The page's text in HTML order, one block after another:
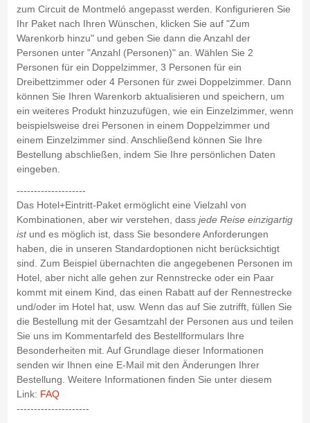
zum Circuit de Montmeló angepasst werden. Konfigurieren Sie
Ihr Paket nach Ihren Wünschen, klicken Sie auf "Zum
Warenkorb hinzu" und geben Sie dann die Anzahl der
Personen unter "Anzahl (Personen)" an. Wählen Sie 2
Personen für ein Doppelzimmer, 3 Personen für ein
Dreibettzimmer oder 4 Personen für zwei Doppelzimmer. Dann
können Sie Ihren Warenkorb aktualisieren und speichern, um
ein weiteres Produkt hinzuzufügen, wie ein Einzelzimmer, wenn
beispielsweise drei Personen in einem Doppelzimmer und
einem Einzelzimmer sind. Anschließend können Sie Ihre
Bestellung abschließen, indem Sie Ihre persönlichen Daten
eingeben.
--------------------
Das Hotel+Eintritt-Paket ermöglicht eine Vielzahl von
Kombinationen, aber wir verstehen, dass jede Reise einzigartig
istund es möglich ist, dass Sie besondere Anforderungen
haben, die in unseren Standardoptionen nicht berücksichtigt
sind. Zum Beispiel übernachten die angegebenen Personen im
Hotel, aber nicht alle gehen zur Rennstrecke oder ein Paar
kommt mit einem Kind, das einen Rabatt auf der Rennestrecke
und/oder im Hotel hat, usw. Wenn das auf Sie zutrifft, füllen Sie
die Bestellung mit der Gesamtzahl der Personen aus und teilen
Sie uns im Kommentarfeld des Bestellformulars Ihre
Besonderheiten mit. Auf Grundlage dieser Informationen
senden wir Ihnen eine E-Mail mit den Änderungen Ihrer
Bestellung. Weitere Informationen finden Sie unter diesem
Link: FAQ
---------------------